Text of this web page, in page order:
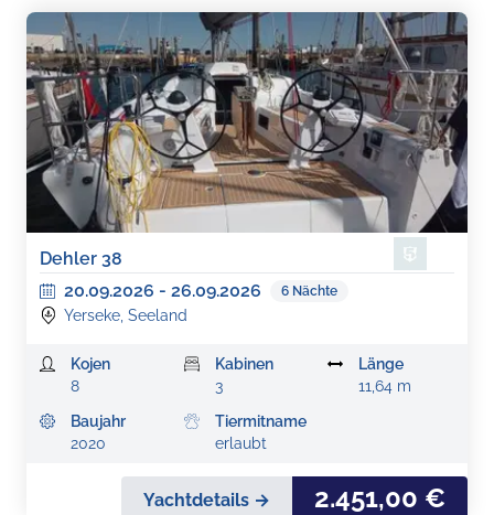
Dehler 38
20.09.2026 - 26.09.2026 6 Nächte
Yerseke, Seeland
Kojen
8
Kabinen
3
Länge
11,64 m
Baujahr
2020
Tiermitname
erlaubt
Yachtdetails → 2.451,00 €